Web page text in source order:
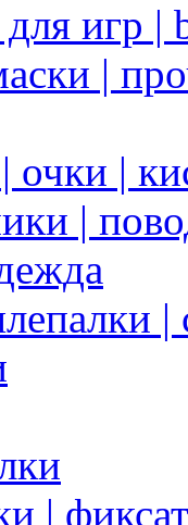
игр |
|
очки |
|
|
|